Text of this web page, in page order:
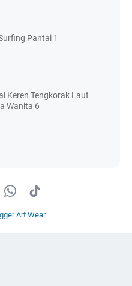
Pantai 1
Keren Tengkorak Laut
Wanita 6
Art Wear